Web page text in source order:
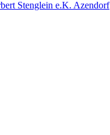
Stenglein e.K. Azendorf